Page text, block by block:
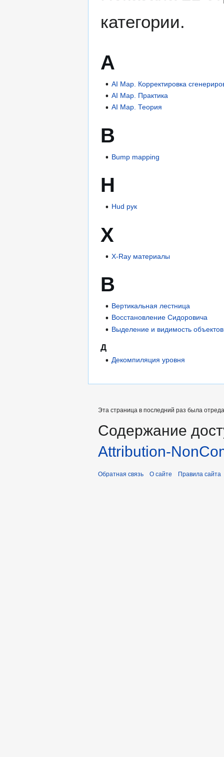
категории.
A
AI Map. Корректировка
AI Map. Практика
AI Map. Теория
B
Bump mapping
H
Hud рук
X
X-Ray материалы
В
Вертикальная лестница
Восстановление Сидоровича
Выделение и видимость
Д
Декомпиляция уровня
Эта страница в последний раз была
Содержание
Attribution-
Обратная связь О сайте Правила сайта